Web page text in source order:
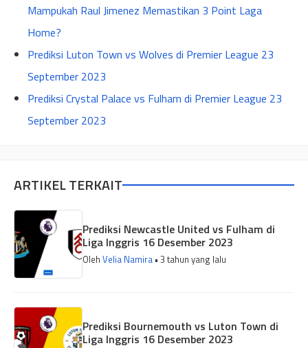
Mampukah Raul Jimenez Memastikan 3 Point Laga
Home?
Prediksi Luton Town vs Wolves di Premier League 23
September 2023
Prediksi Crystal Palace vs Fulham di Premier League 23
September 2023
ARTIKEL TERKAIT
Prediksi Newcastle United vs Fulham di
Liga Inggris 16 Desember 2023
Oleh Velia Namira • 3 tahun yang lalu
Prediksi Bournemouth vs Luton Town di
Liga Inggris 16 Desember 2023